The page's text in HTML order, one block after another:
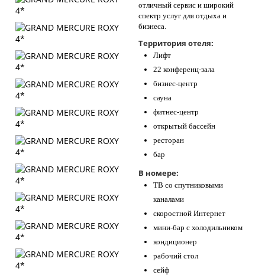
отличный сервис и широкий
спектр услуг для отдыха и
бизнеса.
Территория отеля:
Лифт
22 конференц-зала
бизнес-центр
сауна
фитнес-центр
открытый бассейн
ресторан
бар
В номере:
ТВ со спутниковыми
каналами
скоростной Интернет
мини-бар с холодильником
кондиционер
рабочий стол
сейф